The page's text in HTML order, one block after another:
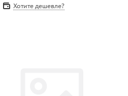
Хотите дешевле?